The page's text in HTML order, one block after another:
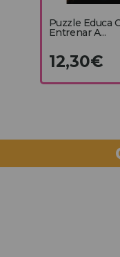
Puzzle Educa
Entrenar A...
12,30€